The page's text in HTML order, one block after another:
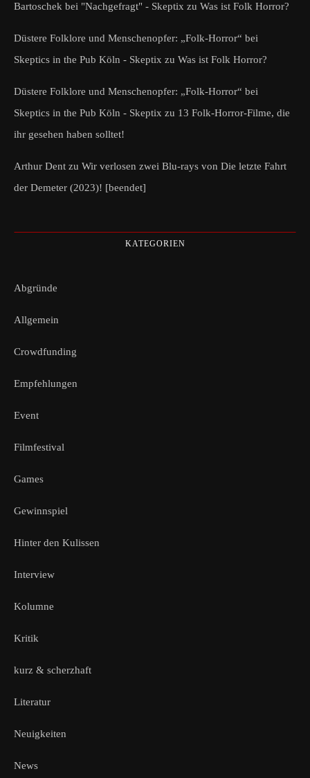
Bartoschek bei "Nachgefragt" - Skeptix zu Was ist Folk Horror?
Düstere Folklore und Menschenopfer: „Folk-Horror“ bei
Skeptics in the Pub Köln - Skeptix zu Was ist Folk Horror?
Düstere Folklore und Menschenopfer: „Folk-Horror“ bei
Skeptics in the Pub Köln - Skeptix zu 13 Folk-Horror-Filme, die
ihr gesehen haben solltet!
Arthur Dent zu Wir verlosen zwei Blu-rays von Die letzte Fahrt
der Demeter (2023)! [beendet]
KATEGORIEN
Abgründe
Allgemein
Crowdfunding
Empfehlungen
Event
Filmfestival
Games
Gewinnspiel
Hinter den Kulissen
Interview
Kolumne
Kritik
kurz & scherzhaft
Literatur
Neuigkeiten
News